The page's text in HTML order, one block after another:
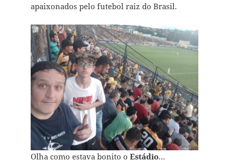
apaixonados pelo futebol raiz do Brasil.
Olha como estava bonito o Estádio…